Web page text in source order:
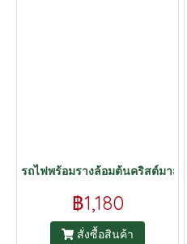
รถไฟพร้อมรางล้อมต้นคริสต์มาส
฿1,180
สั่งซื้อสินค้า